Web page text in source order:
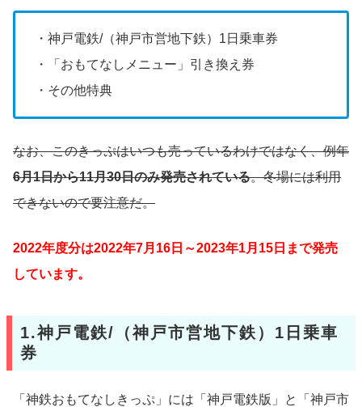
・神戸電鉄/（神戸市営地下鉄）1日乗車券
・「おもてなしメニュー」引き換え券
・その他特典
なお、このきっぷはいつも売っているわけではなく、例年
6月1日から11月30日のみ発売されている。冬場には利用
できないので要注意だ。
2022年度分は2022年7月16日～2023年1月15日まで発売
しています。
1.神戸電鉄/（神戸市営地下鉄）1日乗車
券
「神鉄おもてなしきっぷ」には「神戸電鉄版」と「神戸市